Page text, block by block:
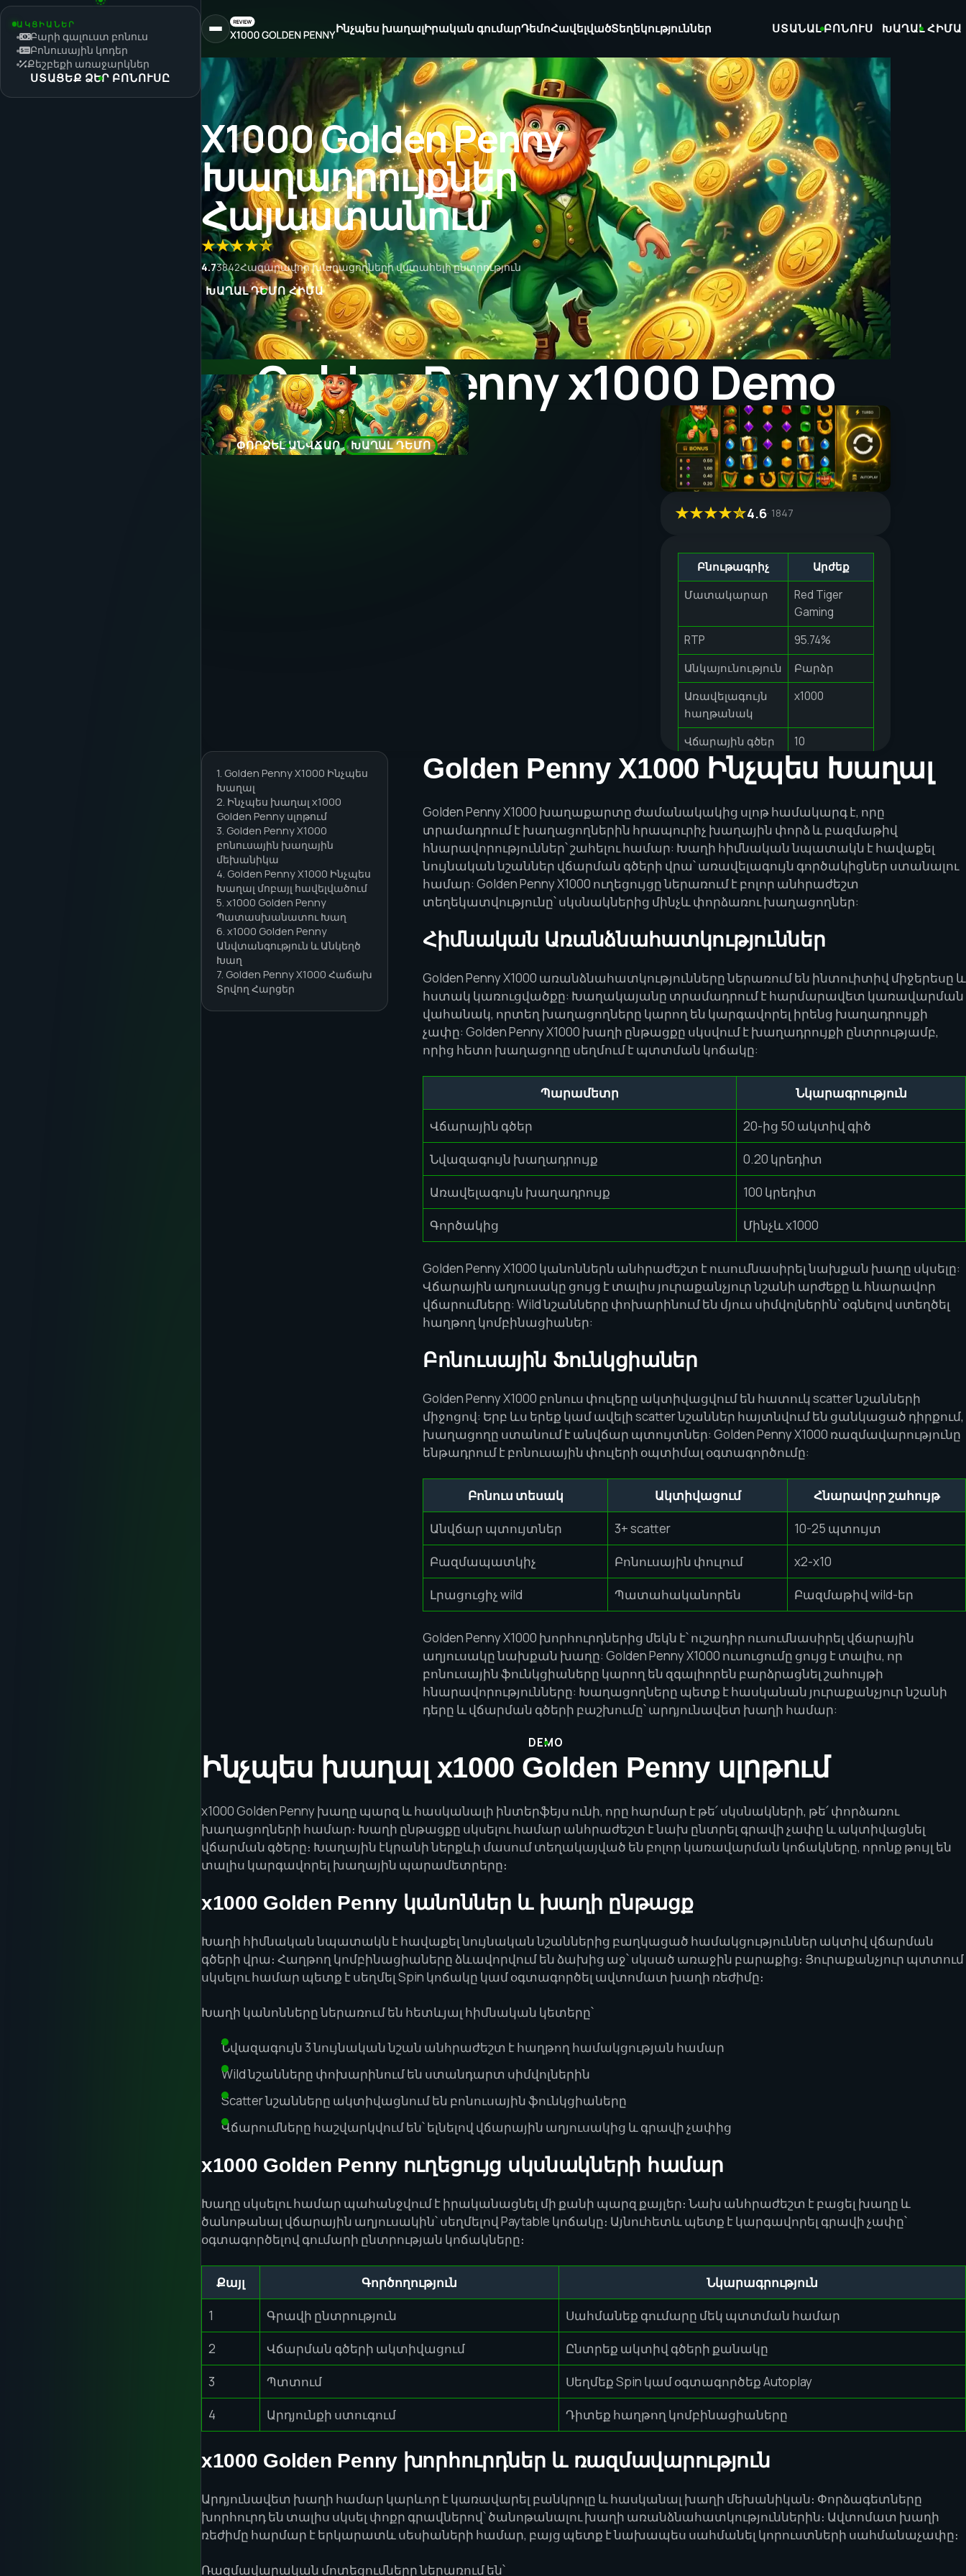
Ինչպես խաղալԻրական գումարԴեմոՀավելվածՏեղեկություններ ՍՏԱՆԱԼ ԲՈՆՈՒՍ ԽԱՂԱԼ ՀԻՄԱ
ՍՏԱՑԵՔ ՁԵՐ ԲՈՆՈՒՍԸ
ԱԿՑԻԱՆԵՐ
Բարի գալուստ բոնուս
Բոնուսային կոդեր
Քեշբեքի առաջարկներ
X1000 Golden Penny
Խաղադրույքներ
Հայաստանում
4.73842Հազարավոր խաղացողների վստահելի ընտրություն
ԽԱՂԱԼ ԴԵՄՈ ՀԻՄԱ
Golden Penny x1000 Demo
ՓՈՐՁԵԼ ԱՆՎՃԱՐ ԽԱՂԱԼ ԴԵՄՈ
4.6 1847
Բնութագրիչ
Արժեք
Մատակարար
Red Tiger
Gaming
RTP
95.74%
Անկայունություն
Բարձր
Առավելագույն
հաղթանակ
x1000
Վճարային գծեր
10
Նվազագույն
խաղադրույք
0.10 AMD
Առավելագույն
խաղադրույք
100.00 AMD
Wild նշաններ
Այո
Scatter նշաններ
Այո
փուլեր
պտտումներ
1. Golden Penny X1000 Ինչպես
Խաղալ
2. Ինչպես խաղալ x1000
Golden Penny սլոթում
3. Golden Penny X1000
բոնուսային խաղային
մեխանիկա
4. Golden Penny X1000 Ինչպես
Խաղալ մոբայլ հավելվածում
5. x1000 Golden Penny
Պատասխանատու Խաղ
6. x1000 Golden Penny
Անվտանգություն և Անկեղծ
Խաղ
7. Golden Penny X1000 Հաճախ
Տրվող Հարցեր
Golden Penny X1000 Ինչպես Խաղալ
Golden Penny X1000 խաղաքարտը ժամանակակից սլոթ համակարգ է, որը
տրամադրում է խաղացողներին հրապուրիչ խաղային փորձ և բազմաթիվ
հնարավորություններ՝ շահելու համար: Խաղի հիմնական նպատակն է հավաքել
նույնական նշաններ վճարման գծերի վրա՝ առավելագույն գործակիցներ ստանալու
համար: Golden Penny X1000 ուղեցույցը ներառում է բոլոր անհրաժեշտ
տեղեկատվությունը՝ սկսնակներից մինչև փորձառու խաղացողներ:
Հիմնական Առանձնահատկություններ
Golden Penny X1000 առանձնահատկությունները ներառում են ինտուիտիվ միջերեսը և
հստակ կառուցվածքը: Խաղակայանը տրամադրում է հարմարավետ կառավարման
վահանակ, որտեղ խաղացողները կարող են կարգավորել իրենց խաղադրույքի
չափը: Golden Penny X1000 խաղի ընթացքը սկսվում է խաղադրույքի ընտրությամբ,
որից հետո խաղացողը սեղմում է պտտման կոճակը:
Պարամետր
Նկարագրություն
Վճարային գծեր
20-ից 50 ակտիվ գիծ
Նվազագույն խաղադրույք
0.20 կրեդիտ
Առավելագույն խաղադրույք
100 կրեդիտ
Գործակից
Մինչև x1000
Golden Penny X1000 կանոններն անհրաժեշտ է ուսումնասիրել նախքան խաղը սկսելը:
Վճարային աղյուսակը ցույց է տալիս յուրաքանչյուր նշանի արժեքը և հնարավոր
վճարումները: Wild նշանները փոխարինում են մյուս սիմվոլներին՝ օգնելով ստեղծել
հաղթող կոմբինացիաներ:
Բոնուսային Ֆունկցիաներ
Golden Penny X1000 բոնուս փուլերը ակտիվացվում են հատուկ scatter նշանների
միջոցով: Երբ ևս երեք կամ ավելի scatter նշաններ հայտնվում են ցանկացած դիրքում,
խաղացողը ստանում է անվճար պտույտներ: Golden Penny X1000 ռազմավարությունը
ենթադրում է բոնուսային փուլերի օպտիմալ օգտագործումը:
Բոնուս տեսակ Ակտիվացում
Հնարավոր շահույթ
Անվճար պտույտներ
3+ scatter
10-25 պտույտ
Բազմապատկիչ
Բոնուսային փուլում
x2-x10
Լրացուցիչ wild
Պատահականորեն Բազմաթիվ wild-եր
Golden Penny X1000 խորհուրդներից մեկն է՝ ուշադիր ուսումնասիրել վճարային
աղյուսակը նախքան խաղը: Golden Penny X1000 ուսուցումը ցույց է տալիս, որ
բոնուսային ֆունկցիաները կարող են զգալիորեն բարձրացնել շահույթի
հնարավորությունները: Խաղացողները պետք է հասկանան յուրաքանչյուր նշանի
դերը և վճարման գծերի բաշխումը՝ արդյունավետ խաղի համար:
DEMO
Ինչպես խաղալ x1000 Golden Penny սլոթում
x1000 Golden Penny խաղը պարզ և հասկանալի ինտերֆեյս ունի, որը հարմար է թե՛ սկսնակների, թե՛ փորձառու
խաղացողների համար։ Խաղի ընթացքը սկսելու համար անհրաժեշտ է նախ ընտրել գրավի չափը և ակտիվացնել
վճարման գծերը։ Խաղային էկրանի ներքևի մասում տեղակայված են բոլոր կառավարման կոճակները, որոնք թույլ են
տալիս կարգավորել խաղային պարամետրերը։
x1000 Golden Penny կանոններ և խաղի ընթացք
Խաղի հիմնական նպատակն է հավաքել նույնական նշաններից բաղկացած համակցություններ ակտիվ վճարման
գծերի վրա։ Հաղթող կոմբինացիաները ձևավորվում են ձախից աջ՝ սկսած առաջին բարաքից։ Յուրաքանչյուր պտտում
սկսելու համար պետք է սեղմել Spin կոճակը կամ օգտագործել ավտոմատ խաղի ռեժիմը։
Խաղի կանոնները ներառում են հետևյալ հիմնական կետերը՝
Նվազագույն 3 նույնական նշան անհրաժեշտ է հաղթող համակցության համար
Wild նշանները փոխարինում են ստանդարտ սիմվոլներին
Scatter նշանները ակտիվացնում են բոնուսային ֆունկցիաները
Վճարումները հաշվարկվում են՝ ելնելով վճարային աղյուսակից և գրավի չափից
x1000 Golden Penny ուղեցույց սկսնակների համար
Խաղը սկսելու համար պահանջվում է իրականացնել մի քանի պարզ քայլեր։ Նախ անհրաժեշտ է բացել խաղը և
ծանոթանալ վճարային աղյուսակին՝ սեղմելով Paytable կոճակը։ Այնուհետև պետք է կարգավորել գրավի չափը՝
օգտագործելով գումարի ընտրության կոճակները։
Քայլ Գործողություն
Նկարագրություն
1
Գրավի ընտրություն
Սահմանեք գումարը մեկ պտտման համար
2
Վճարման գծերի ակտիվացում
Ընտրեք ակտիվ գծերի քանակը
3
Պտտում
Սեղմեք Spin կամ օգտագործեք Autoplay
4
Արդյունքի ստուգում Դիտեք հաղթող կոմբինացիաները
x1000 Golden Penny խորհուրդներ և ռազմավարություն
Արդյունավետ խաղի համար կարևոր է կառավարել բանկրոլը և հասկանալ խաղի մեխանիկան։ Փորձագետները
խորհուրդ են տալիս սկսել փոքր գրավներով՝ ծանոթանալու խաղի առանձնահատկություններին։ Ավտոմատ խաղի
ռեժիմը հարմար է երկարատև սեսիաների համար, բայց պետք է նախապես սահմանել կորուստների սահմանաչափը։
Ռազմավարական մոտեցումները ներառում են՝